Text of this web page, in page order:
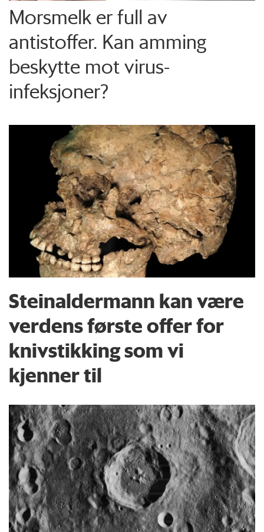
Morsmelk er full av
antistoffer. Kan amming
beskytte mot virus-
infeksjoner?
Steinaldermann kan være
verdens første offer for
knivstikking som vi
kjenner til